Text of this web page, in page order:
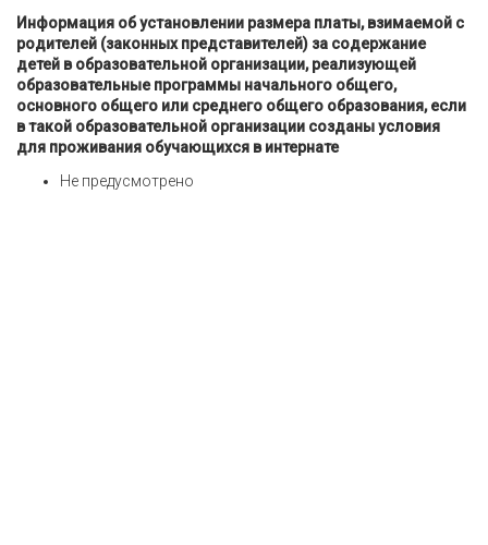
Информация об установлении размера платы, взимаемой с
родителей (законных представителей) за содержание
детей в образовательной организации, реализующей
образовательные программы начального общего,
основного общего или среднего общего образования, если
в такой образовательной организации созданы условия
для проживания обучающихся в интернате
Не предусмотрено